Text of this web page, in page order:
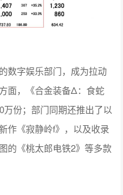
数字娱乐部门，成为拉动
面，《合金装备Δ：食蛇
份；部门同期还推出了以
作《寂静岭f》，以及收录
的《桃太郎电铁2》等多款